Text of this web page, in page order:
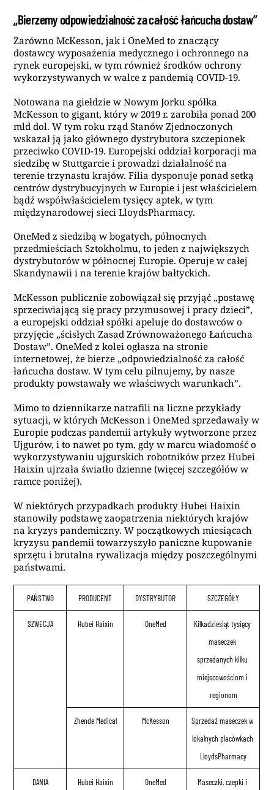
„Bierzemy odpowiedzialność za całość łańcucha dostaw”
Zarówno McKesson, jak i OneMed to znaczący
dostawcy wyposażenia medycznego i ochronnego na
rynek europejski, w tym również środków ochrony
wykorzystywanych w walce z pandemią COVID-19.
Notowana na giełdzie w Nowym Jorku spółka
McKesson to gigant, który w 2019 r. zarobiła ponad 200
mld dol. W tym roku rząd Stanów Zjednoczonych
wskazał ją jako głównego dystrybutora szczepionek
przeciwko COVID-19. Europejski oddział korporacji ma
siedzibę w Stuttgarcie i prowadzi działalność na
terenie trzynastu krajów. Filia dysponuje ponad setką
centrów dystrybucyjnych w Europie i jest właścicielem
bądź współwłaścicielem tysięcy aptek, w tym
międzynarodowej sieci LloydsPharmacy.
OneMed z siedzibą w bogatych, północnych
przedmieściach Sztokholmu, to jeden z największych
dystrybutorów w północnej Europie. Operuje w całej
Skandynawii i na terenie krajów bałtyckich.
McKesson publicznie zobowiązał się przyjąć „postawę
sprzeciwiającą się pracy przymusowej i pracy dzieci”,
a europejski oddział spółki apeluje do dostawców o
przyjęcie „ścisłych Zasad Zrównoważonego Łańcucha
Dostaw”. OneMed z kolei ogłasza na stronie
internetowej, że bierze „odpowiedzialność za całość
łańcucha dostaw. W tym celu pilnujemy, by nasze
produkty powstawały we właściwych warunkach”.
Mimo to dziennikarze natrafili na liczne przykłady
sytuacji, w których McKesson i OneMed sprzedawały w
Europie podczas pandemii artykuły wytworzone przez
Ujgurów, i to nawet po tym, gdy w marcu wiadomość o
wykorzystywaniu ujgurskich robotników przez Hubei
Haixin ujrzała światło dzienne (więcej szczegółów w
ramce poniżej).
W niektórych przypadkach produkty Hubei Haixin
stanowiły podstawę zaopatrzenia niektórych krajów
na kryzys pandemiczny. W początkowych miesiącach
kryzysu pandemii towarzyszyło paniczne kupowanie
sprzętu i brutalna rywalizacja między poszczególnymi
państwami.
PAŃSTWO PRODUCENT DYSTRYBUTOR SZCZEGÓŁY
SZWECJA Hubei Haixin OneMed
Kilkadziesiąt tysięcy
maseczek
sprzedanych kilku
miejscowościom i
regionom
Zhende Medical McKesson
Sprzedaż maseczek w
lokalnych placówkach
LloydsPharmacy
DANIA Hubei Haixin OneMed
Maseczki, czepki i